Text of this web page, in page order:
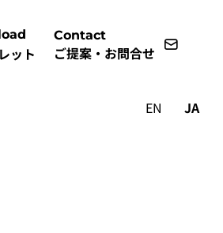
ット
Contact
ご提案・お問合せ
EN JA